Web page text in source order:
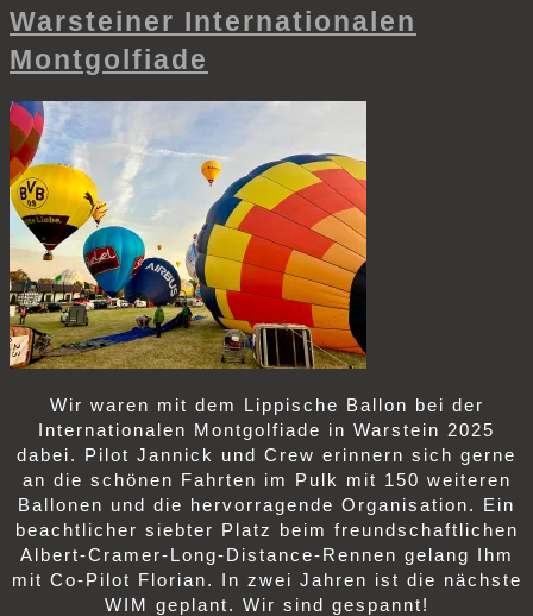
Warsteiner Internationalen
Montgolfiade
Wir waren mit dem Lippische Ballon bei der
Internationalen Montgolfiade in Warstein 2025
dabei. Pilot Jannick und Crew erinnern sich gerne
an die schönen Fahrten im Pulk mit 150 weiteren
Ballonen und die hervorragende Organisation. Ein
beachtlicher siebter Platz beim freundschaftlichen
Albert-Cramer-Long-Distance-Rennen gelang Ihm
mit Co-Pilot Florian. In zwei Jahren ist die nächste
WIM geplant. Wir sind gespannt!